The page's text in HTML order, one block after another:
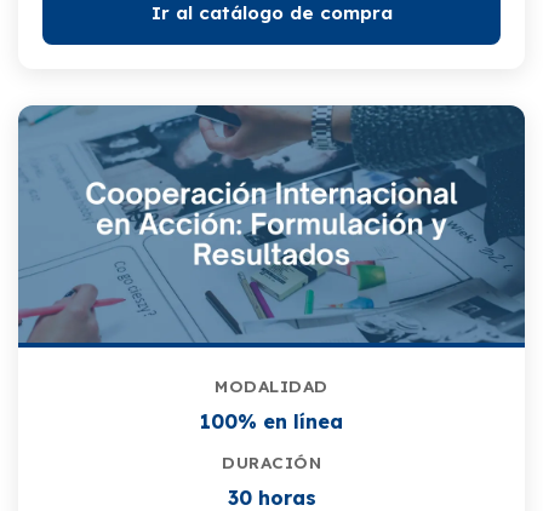
Ir al catálogo de compra
MODALIDAD
100% en línea
DURACIÓN
30 horas